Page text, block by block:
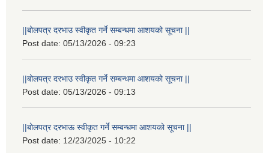
||बोलपत्र दरभाउ स्वीकृत गर्ने सम्बन्धमा आशयको सूचना ||
Post date: 05/13/2026 - 09:23
||बोलपत्र दरभाउ स्वीकृत गर्ने सम्बन्धमा आशयको सूचना ||
Post date: 05/13/2026 - 09:13
||बोलपत्र दरभाऊ स्वीकृत गर्ने सम्बन्धमा आशयको सूचना ||
Post date: 12/23/2025 - 10:22